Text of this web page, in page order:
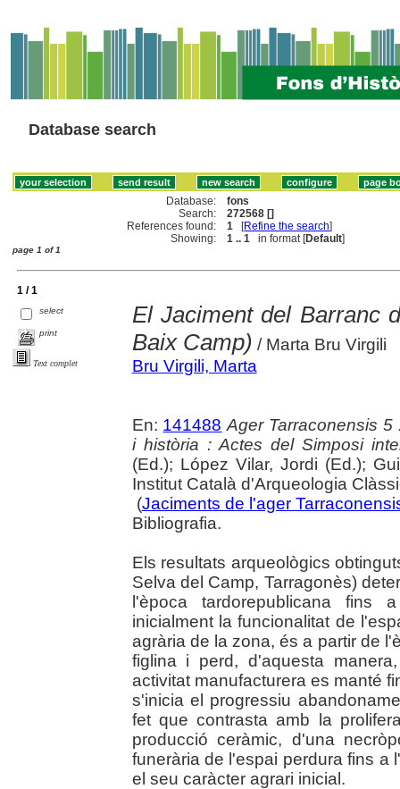
Database search
Database:
fons
Search:
272568 []
References found:
1 [Refine the search]
Showing:
1 .. 1 in format [Default]
page 1 of 1
1 / 1
select
print
Text complet
El Jaciment del Barranc
Baix Camp) / Marta Bru Virgili
Bru Virgili, Marta
En: 141488 Ager Tarraconensis
i història : Actes del Simposi
(Ed.); López Vilar, Jordi (Ed.);
Institut Català d'Arqueologia
(Jaciments de l'ager
Bibliografia.
Els resultats arqueològics
Selva del Camp, Tarragonès)
l'època tardorepublicana
inicialment la funcionalitat de
agrària de la zona, és a partir de
figlina i perd, d'aquesta
activitat manufacturera es manté
s'inicia el progressiu
fet que contrasta amb la
producció ceràmic, d'una
funerària de l'espai perdura fins a
el seu caràcter agrari inicial.